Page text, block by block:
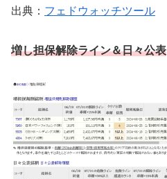
出典： フェドウォッチツール
増し担保解除ライン＆日々公表